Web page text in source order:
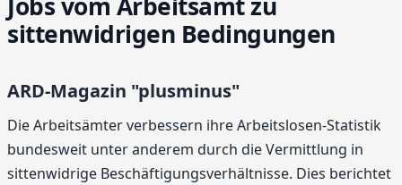
Jobs vom Arbeitsamt zu
sittenwidrigen Bedingungen
ARD-Magazin "plusminus"
Die Arbeitsämter verbessern ihre Arbeitslosen-Statistik
bundesweit unter anderem durch die Vermittlung in
sittenwidrige Beschäftigungsverhältnisse. Dies berichtet